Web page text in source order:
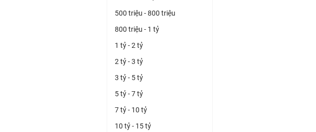
500 triệu - 800 triệu
800 triệu - 1 tỷ
1 tỷ - 2 tỷ
2 tỷ - 3 tỷ
3 tỷ - 5 tỷ
5 tỷ - 7 tỷ
7 tỷ - 10 tỷ
10 tỷ - 15 tỷ